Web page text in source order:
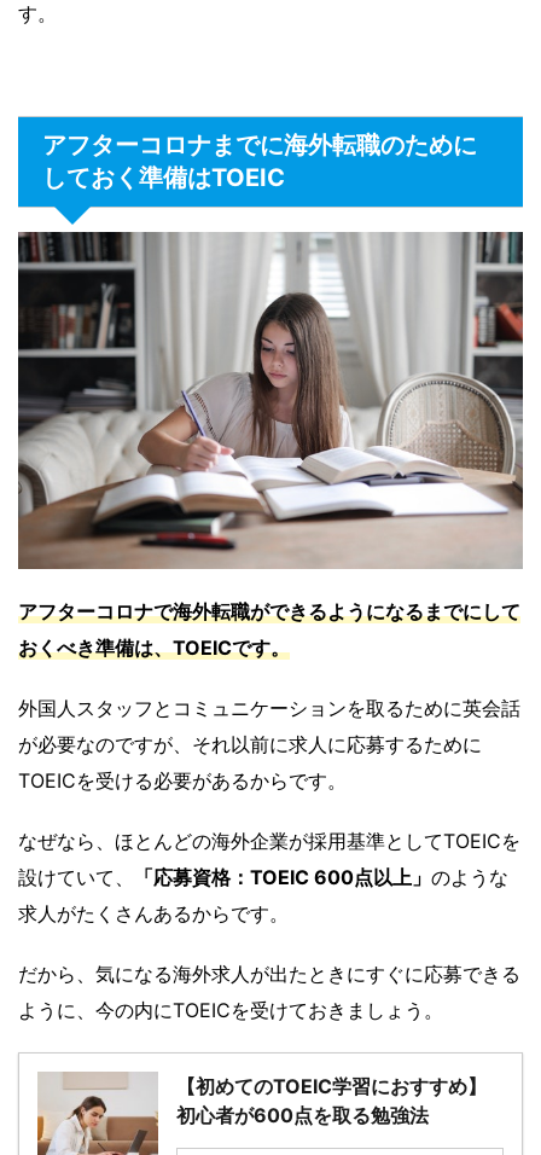
す。
アフターコロナまでに海外転職のために
しておく準備はTOEIC
アフターコロナで海外転職ができるようになるまでにして
おくべき準備は、TOEICです。
外国人スタッフとコミュニケーションを取るために英会話
が必要なのですが、それ以前に求人に応募するために
TOEICを受ける必要があるからです。
なぜなら、ほとんどの海外企業が採用基準としてTOEICを
設けていて、
「応募資格：TOEIC 600点以上」 のような
求人がたくさんあるからです。
だから、気になる海外求人が出たときにすぐに応募できる
ように、今の内にTOEICを受けておきましょう。
【初めてのTOEIC学習におすすめ】
初心者が600点を取る勉強法